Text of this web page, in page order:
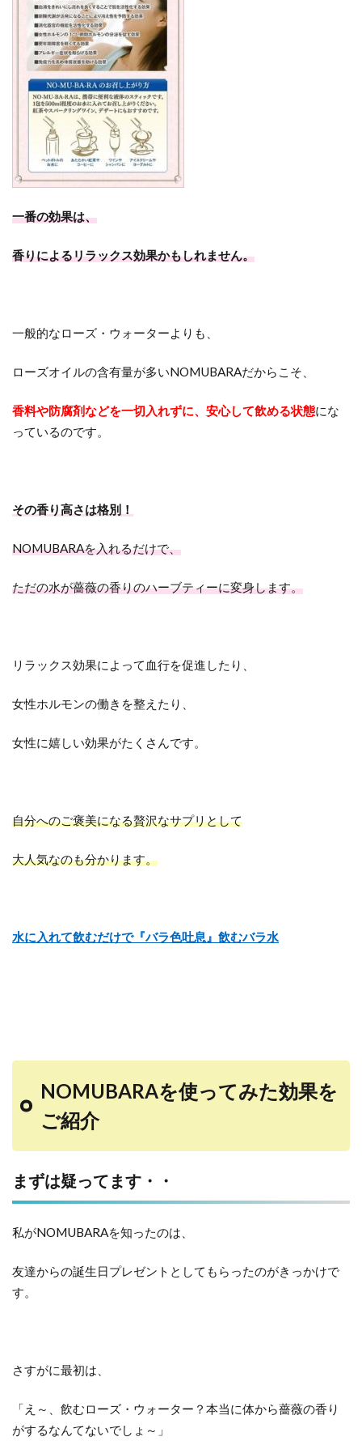
一番の効果は、
香りによるリラックス効果かもしれません。
一般的なローズ・ウォーターよりも、
ローズオイルの含有量が多いNOMUBARAだからこそ、
香料や防腐剤などを一切入れずに、安心して飲める状態にな
っているのです。
その香り高さは格別！
NOMUBARAを入れるだけで、
ただの水が薔薇の香りのハーブティーに変身します。
リラックス効果によって血行を促進したり、
女性ホルモンの働きを整えたり、
女性に嬉しい効果がたくさんです。
自分へのご褒美になる贅沢なサプリとして
大人気なのも分かります。
水に入れて飲むだけで『バラ色吐息』飲むバラ水
NOMUBARAを使ってみた効果を
ご紹介
まずは疑ってます・・
私がNOMUBARAを知ったのは、
友達からの誕生日プレゼントとしてもらったのがきっかけで
す。
さすがに最初は、
「え～、飲むローズ・ウォーター？本当に体から薔薇の香り
がするなんてないでしょ～」